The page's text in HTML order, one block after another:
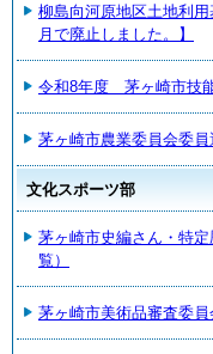
柳島向河原地区土地利
月で廃止しました。】
令和8年度 茅ヶ崎市技
茅ヶ崎市農業委員会委
文化スポーツ部
茅ヶ崎市史編さん・特
覧）
茅ヶ崎市美術品審査委員